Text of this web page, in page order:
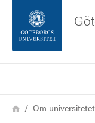
Sidfoten
Länkstig
HemOm universitetet